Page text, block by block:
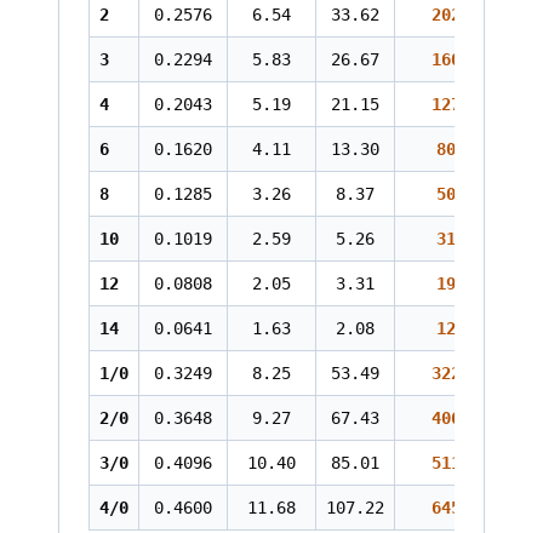
2 0.2576 6.54 33.62 202.4
3 0.2294 5.83 26.67 160.5
4 0.2043 5.19 21.15 127.3
6 0.1620 4.11 13.30 80.1
8 0.1285 3.26 8.37 50.4
10 0.1019 2.59 5.26 31.7
12 0.0808 2.05 3.31 19.9
14 0.0641 1.63 2.08 12.5
1/0 0.3249 8.25 53.49 322.0
2/0 0.3648 9.27 67.43 406.0
3/0 0.4096 10.40 85.01 511.8
4/0 0.4600 11.68 107.22 645.6